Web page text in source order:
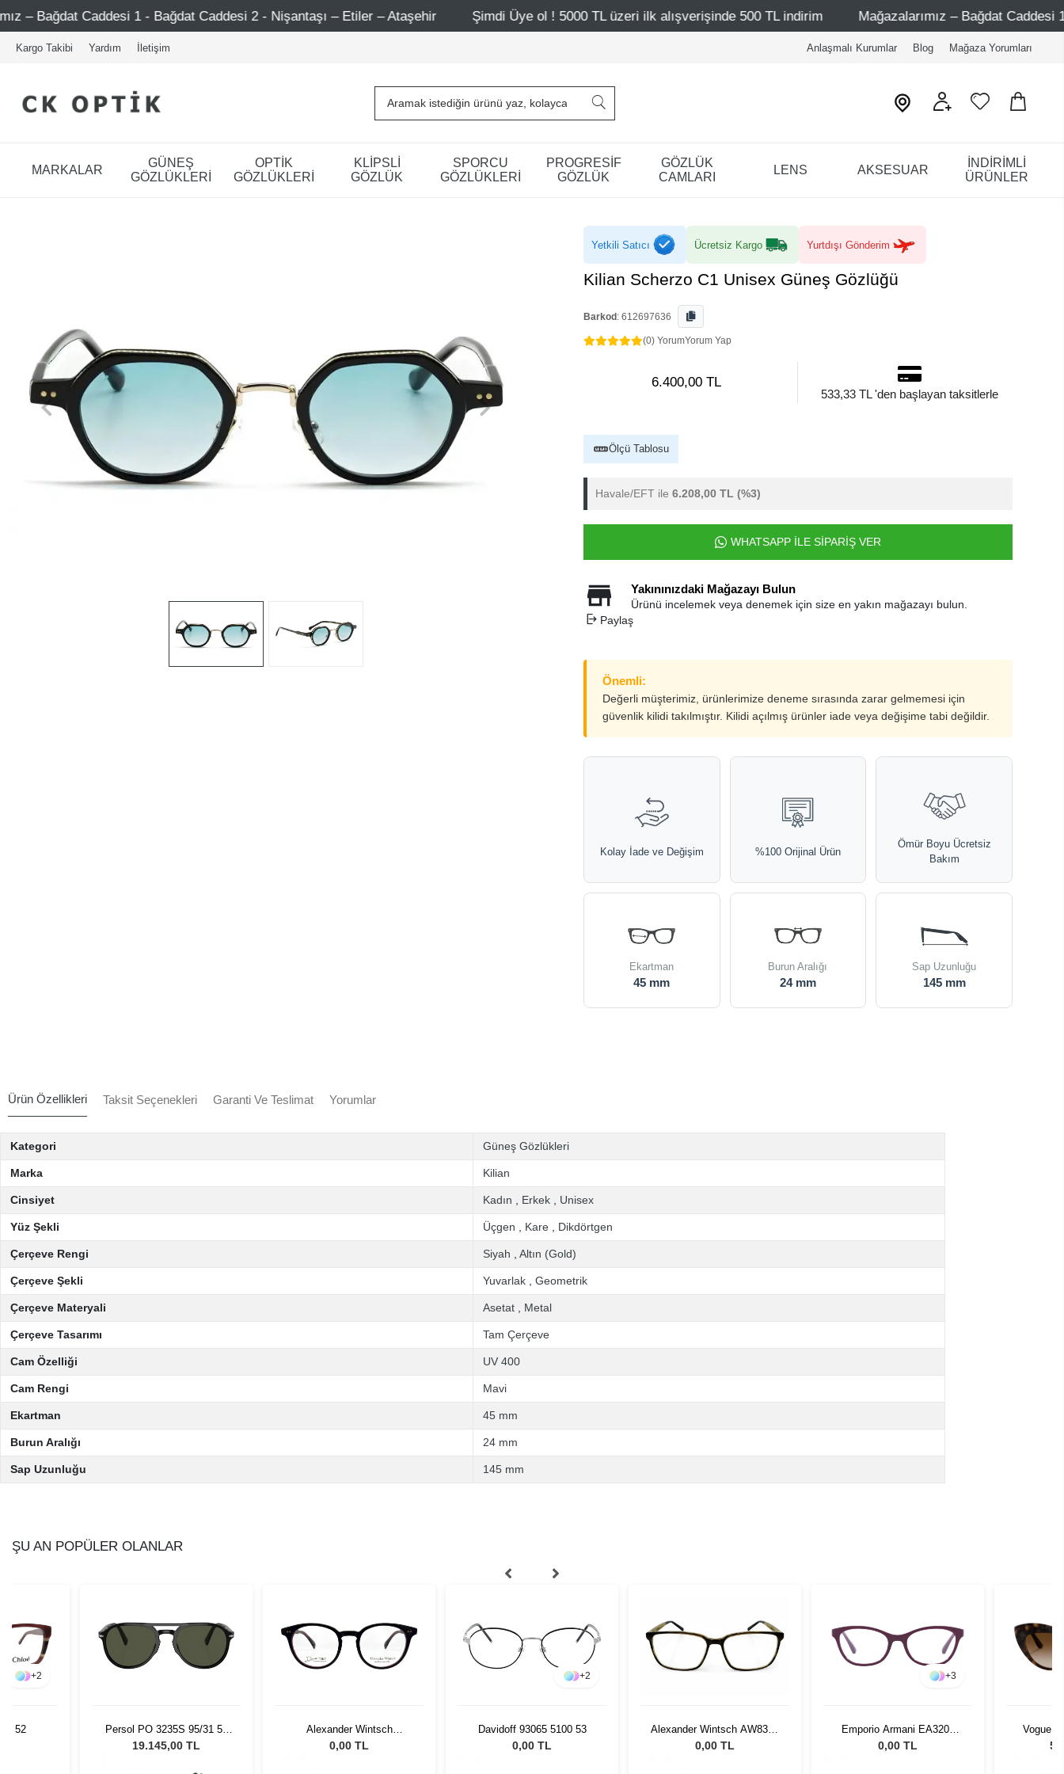
1 - Bağdat Caddesi 2 - Nişantaşı – Etiler – Ataşehir Şimdi Üye ol ! 5000 TL üzeri ilk alışverişinde 500 TL indirim Mağazalarımız – Bağdat Caddesi 1 - Bağdat
Kargo Takibi Yardım İletişim Anlaşmalı Kurumlar Blog Mağaza Yorumları
MARKALAR
GÜNEŞ
GÖZLÜKLERİ
OPTİK
GÖZLÜKLERİ
KLİPSLİ
GÖZLÜK
SPORCU
GÖZLÜKLERİ
PROGRESİF
GÖZLÜK
GÖZLÜK
CAMLARI
LENS AKSESUAR
İNDİRİMLİ
ÜRÜNLER
Yetkili Satıcı Ücretsiz Kargo Yurtdışı Gönderim
Kilian Scherzo C1 Unisex Güneş Gözlüğü
Barkod : 612697636
(0) YorumYorum Yap
6.400,00 TL
533,33 TL 'den başlayan taksitlerle
Ölçü Tablosu
Havale/EFT ile 6.208,00 TL (%3)
WHATSAPP İLE SİPARİŞ VER
Yakınınızdaki Mağazayı Bulun
Ürünü incelemek veya denemek için size en yakın mağazayı bulun.
Paylaş
Önemli:
Değerli müşterimiz, ürünlerimize deneme sırasında zarar gelmemesi için
güvenlik kilidi takılmıştır. Kilidi açılmış ürünler iade veya değişime tabi değildir.
Kolay İade ve Değişim %100 Orijinal Ürün
Ömür Boyu Ücretsiz
Bakım
Ekartman
45 mm
Burun Aralığı
24 mm
Sap Uzunluğu
145 mm
Ürün Özellikleri Taksit Seçenekleri Garanti Ve Teslimat Yorumlar
Kategori Güneş Gözlükleri
Marka Kilian
Cinsiyet Kadın Erkek Unisex
Yüz Şekli Üçgen Kare Dikdörtgen
Çerçeve Rengi Siyah Altın (Gold)
Çerçeve Şekli Yuvarlak Geometrik
Çerçeve Materyali Asetat Metal
Çerçeve Tasarımı Tam Çerçeve
Cam Özelliği UV 400
Cam Rengi Mavi
Ekartman 45 mm
Burun Aralığı 24 mm
Sap Uzunluğu 145 mm
ŞU AN POPÜLER OLANLAR
+2
52
Persol PO 3235S 95/31 55
Unisex Güneş Gözlüğü
19.145,00 TL
Alexander Wintsch
AWD5002 C4
0,00 TL
+2
Davidoff 93065 5100 53
0,00 TL
Alexander Wintsch AW8308
C4
0,00 TL
+3
Emporio Armani EA3204
5115 46
0,00 TL
Vogue